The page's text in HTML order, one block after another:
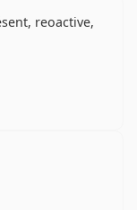
reoactive,